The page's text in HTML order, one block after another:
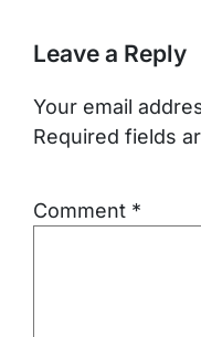
Leave a Reply
Your email
Required fields
Comment *